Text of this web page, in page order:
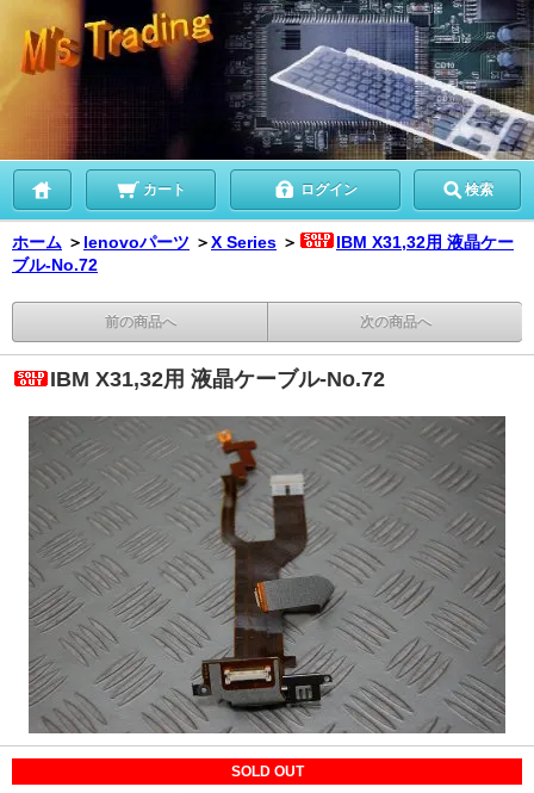
カート ログイン 検索
ホーム ＞ lenovoパーツ ＞X Series ＞
IBM X31,32用 液晶ケー
ブル-No.72
前の商品へ 次の商品へ
IBM X31,32用 液晶ケーブル-No.72
SOLD OUT